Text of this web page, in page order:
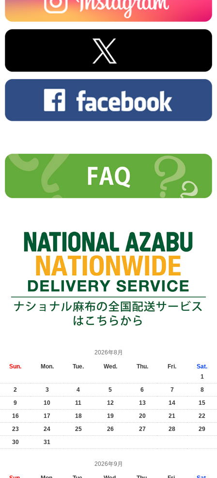
2026年8月
Sun. Mon. Tue. Wed. Thu. Fri.
Sat.
1
2
3 4 5 6 7
8
9
10 11 12 13 14
15
16
17 18 19 20 21
22
23
24 25 26 27 28
29
30
31
2026年9月